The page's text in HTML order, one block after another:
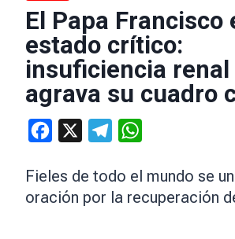
El Papa Francisco
estado crítico:
insuficiencia renal
agrava su cuadro
Facebook Telegram
Fieles de todo el mundo se
oración por la recuperación